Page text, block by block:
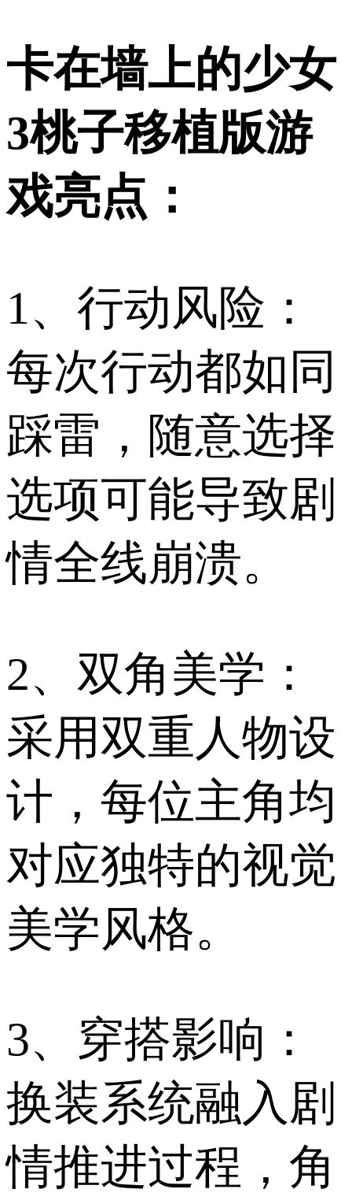
卡在墙上的少女
3桃子移植版游
戏亮点：
1、行动风险：
每次行动都如同
踩雷，随意选择
选项可能导致剧
情全线崩溃。
2、双角美学：
采用双重人物设
计，每位主角均
对应独特的视觉
美学风格。
3、穿搭影响：
换装系统融入剧
情推进过程，角